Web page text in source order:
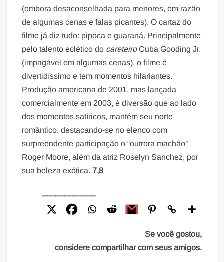
(embora desaconselhada para menores, em razão
de algumas cenas e falas picantes). O cartaz do
filme já diz tudo: pipoca e guaraná. Principalmente
pelo talento eclético do careteiroCuba Gooding Jr.
(impagável em algumas cenas), o filme é
divertidíssimo e tem momentos hilariantes.
Produção americana de 2001, mas lançada
comercialmente em 2003, é diversão que ao lado
dos momentos satíricos, mantém seu norte
romântico, destacando-se no elenco com
surpreendente participação o “outrora machão”
Roger Moore, além da atriz Roselyn Sanchez, por
sua beleza exótica.7,8
Se você gostou,
considere compartilhar com seus amigos.